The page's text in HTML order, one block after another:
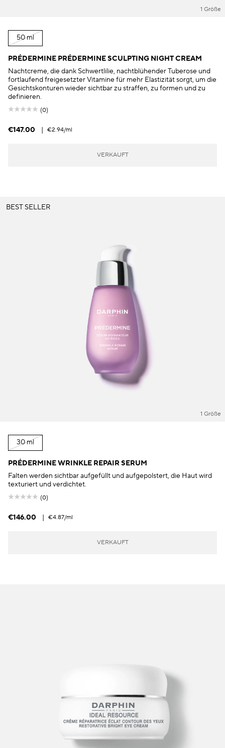
1 Größe
50 ml
PRÉDERMINE PRÉDERMINE SCULPTING NIGHT CREAM
Nachtcreme, die dank Schwertlilie, nachtblühender Tuberose und
fortlaufend freigesetzter Vitamine für mehr Elastizität sorgt, um die
Gesichtskonturen wieder sichtbar zu straffen, zu formen und zu
definieren.
(0)
€147.00 | €2.94/ml
VERKAUFT
BEST SELLER
1 Größe
30 ml
PRÉDERMINE WRINKLE REPAIR SERUM
Falten werden sichtbar aufgefüllt und aufgepolstert, die Haut wird
texturiert und verdichtet.
(0)
€146.00 | €4.87/ml
VERKAUFT